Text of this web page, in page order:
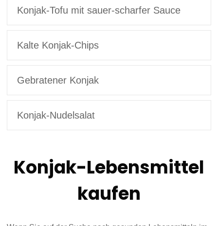
Konjak-Tofu mit sauer-scharfer Sauce
Kalte Konjak-Chips
Gebratener Konjak
Konjak-Nudelsalat
Konjak-Lebensmittel
kaufen